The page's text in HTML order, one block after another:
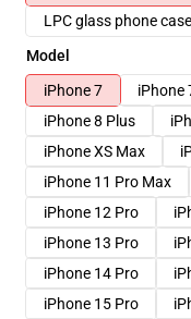
LPC glass phone case
Model
iPhone 7
iPhone
iPhone 8 Plus
iPhone XS Max
iPhone 11 Pro Max
iPhone 12 Pro
iPhone 13 Pro
iPhone 14 Pro
iPhone 15 Pro